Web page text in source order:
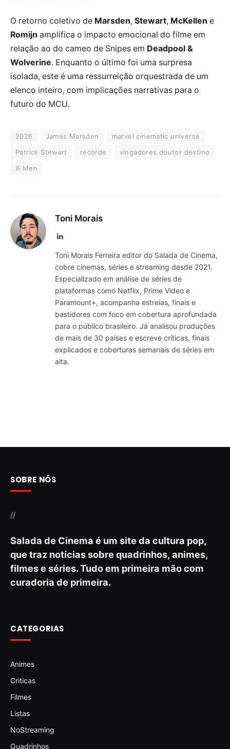
O retorno coletivo de Marsden, Stewart, McKellen e
Romijn amplifica o impacto emocional do filme em
relação ao do cameo de Snipes em Deadpool &
Wolverine. Enquanto o último foi uma surpresa
isolada, este é uma ressurreição orquestrada de um
elenco inteiro, com implicações narrativas para o
futuro do MCU.
2026 James Marsden
marvel cinematic universe
Patrick Stewart
recorde
vingadores doutor destino
X-Men
Toni Morais
LinkedIn
Toni Morais Ferreira editor do Salada de Cinema,
cobre cinemas, séries e streaming desde 2021.
Especializado em análise de séries de
plataformas como Netflix, Prime Video e
Paramount+, acompanha estreias, finais e
bastidores com foco em cobertura aprofundada
para o público brasileiro. Já analisou produções
de mais de 30 países e escreve críticas, finais
explicados e coberturas semanais de séries em
alta.
SOBRE NÓS
//
Salada de Cinema é um site da cultura pop,
que traz notícias sobre quadrinhos, animes,
filmes e séries. Tudo em primeira mão com
curadoria de primeira.
CATEGORIAS
Animes
Criticas
Filmes
Listas
NoStreaming
Quadrinhos